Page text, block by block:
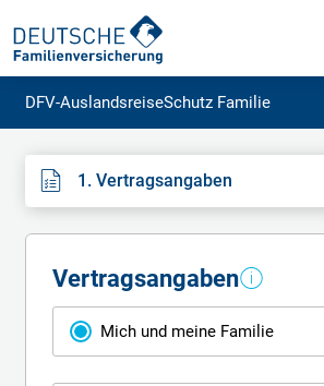
Mo - Fr 09:00 - 18:30 Uhr
DFV-AuslandsreiseSchutz Familie
1. Vertragsangaben
Vertragsangaben
Mich und meine Familie